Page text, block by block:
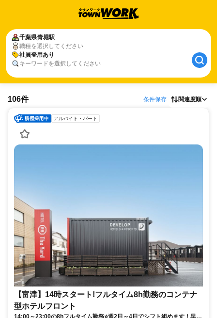
千葉県青堀駅
職種を選択してください
社員登用あり
キーワードを選択してください
106件 条件保存 関連度順
アルバイト・パート
【富津】14時スタート!フルタイム8h勤務のコンテナ
型ホテルフロント
14:00～23:00の8hフルタイム勤務⭐週2日～4日でシフト組めます！早番